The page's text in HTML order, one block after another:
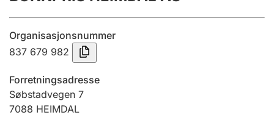
Årsregnskap
Innsending og forsinkelsesgebyr
Jeger
Organisasjonsnummer
837 679 982
Forretningsadresse
Søbstadvegen 7
7088 HEIMDAL